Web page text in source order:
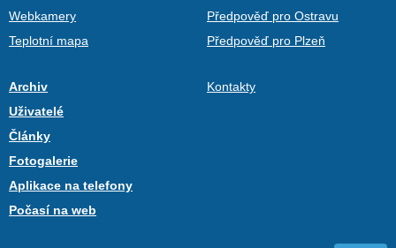
Webkamery
Teplotní mapa
Předpověď pro Ostravu
Předpověď pro Plzeň
Archiv
Uživatelé
Články
Fotogalerie
Aplikace na telefony
Počasí na web
Kontakty